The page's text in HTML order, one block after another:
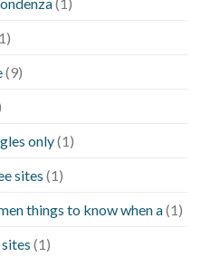
(9)
only(1)
sites (1)
things to know when a(1)
(1)